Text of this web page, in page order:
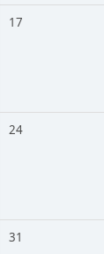
17
24
31